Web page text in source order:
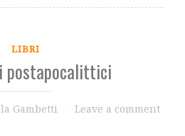
LIBRI
postapocalittici
Gambetti Leave a comment